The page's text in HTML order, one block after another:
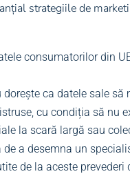
strategiile de
consumatorilor din
ca datele sale
cu condiția să nu
la scară largă sau
a desemna un
de la aceste prevederi